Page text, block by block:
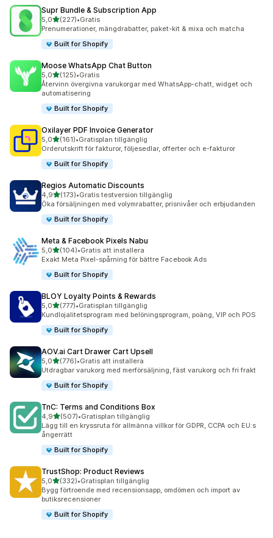
Supr Bundle & Subscription App
5,0av 5 stjärnor
(227)
227 recensioner totalt
•Gratis
Prenumerationer, mängdrabatter, paket-kit & mixa och matcha
Built for Shopify
Moose WhatsApp Chat Button
5,0av 5 stjärnor
(125)
125 recensioner totalt
•Gratis
Återvinn övergivna varukorgar med WhatsApp-chatt, widget och
automatisering
Built for Shopify
Oxilayer PDF Invoice Generator
5,0av 5 stjärnor
(161)
161 recensioner totalt
•Gratisplan tillgänglig
Orderutskrift för fakturor, följesedlar, offerter och e-fakturor
Built for Shopify
Regios Automatic Discounts
4,9av 5 stjärnor
(173)
173 recensioner totalt
•Gratis testversion tillgänglig
Öka försäljningen med volymrabatter, prisnivåer och erbjudanden
Built for Shopify
Meta & Facebook Pixels Nabu
5,0av 5 stjärnor
(104)
104 recensioner totalt
•Gratis att installera
Exakt Meta Pixel-spårning för bättre Facebook Ads
Built for Shopify
BLOY Loyalty Points & Rewards
5,0av 5 stjärnor
(777)
777 recensioner totalt
•Gratisplan tillgänglig
Kundlojalitetsprogram med belöningsprogram, poäng, VIP och POS
Built for Shopify
AOV.ai Cart Drawer Cart Upsell
5,0av 5 stjärnor
(776)
776 recensioner totalt
•Gratis att installera
Utdragbar varukorg med merförsäljning, fäst varukorg och fri frakt
Built for Shopify
TnC: Terms and Conditions Box
4,9av 5 stjärnor
(507)
507 recensioner totalt
•Gratisplan tillgänglig
Lägg till en kryssruta för allmänna villkor för GDPR, CCPA och EU:s
ångerrätt
Built for Shopify
TrustShop: Product Reviews
5,0av 5 stjärnor
(332)
332 recensioner totalt
•Gratisplan tillgänglig
Bygg förtroende med recensionsapp, omdömen och import av
butiksrecensioner
Built for Shopify